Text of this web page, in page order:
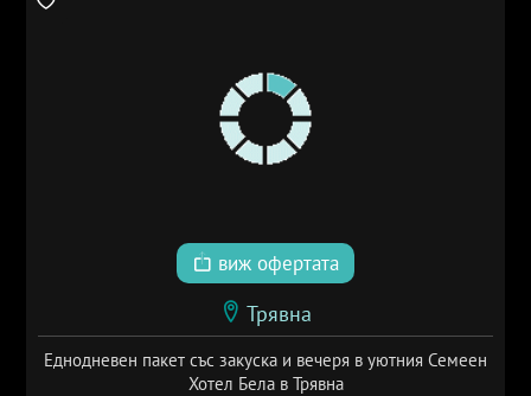
виж офертата
Трявна
Еднодневен пакет със закуска и вечеря в уютния Семеен
Хотел Бела в Трявна